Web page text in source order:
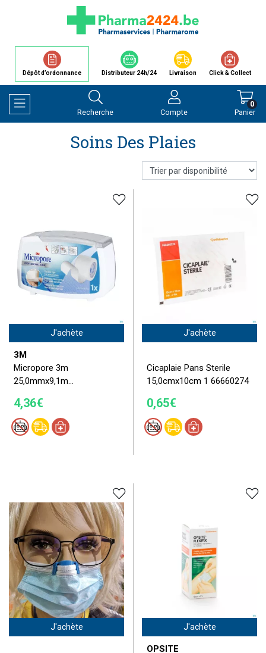
Dépôt d’ordonnance Distributeur 24h/24 Livraison Click & Collect
Afficher la navigation
Recherche Compte Panier
0
Soins Des Plaies
J'achète
3M
Micropore 3m
25,0mmx9,1m...
4,36€
J'achète
Cicaplaie Pans Sterile
15,0cmx10cm 1 66660274
0,65€
J'achète J'achète
OPSITE